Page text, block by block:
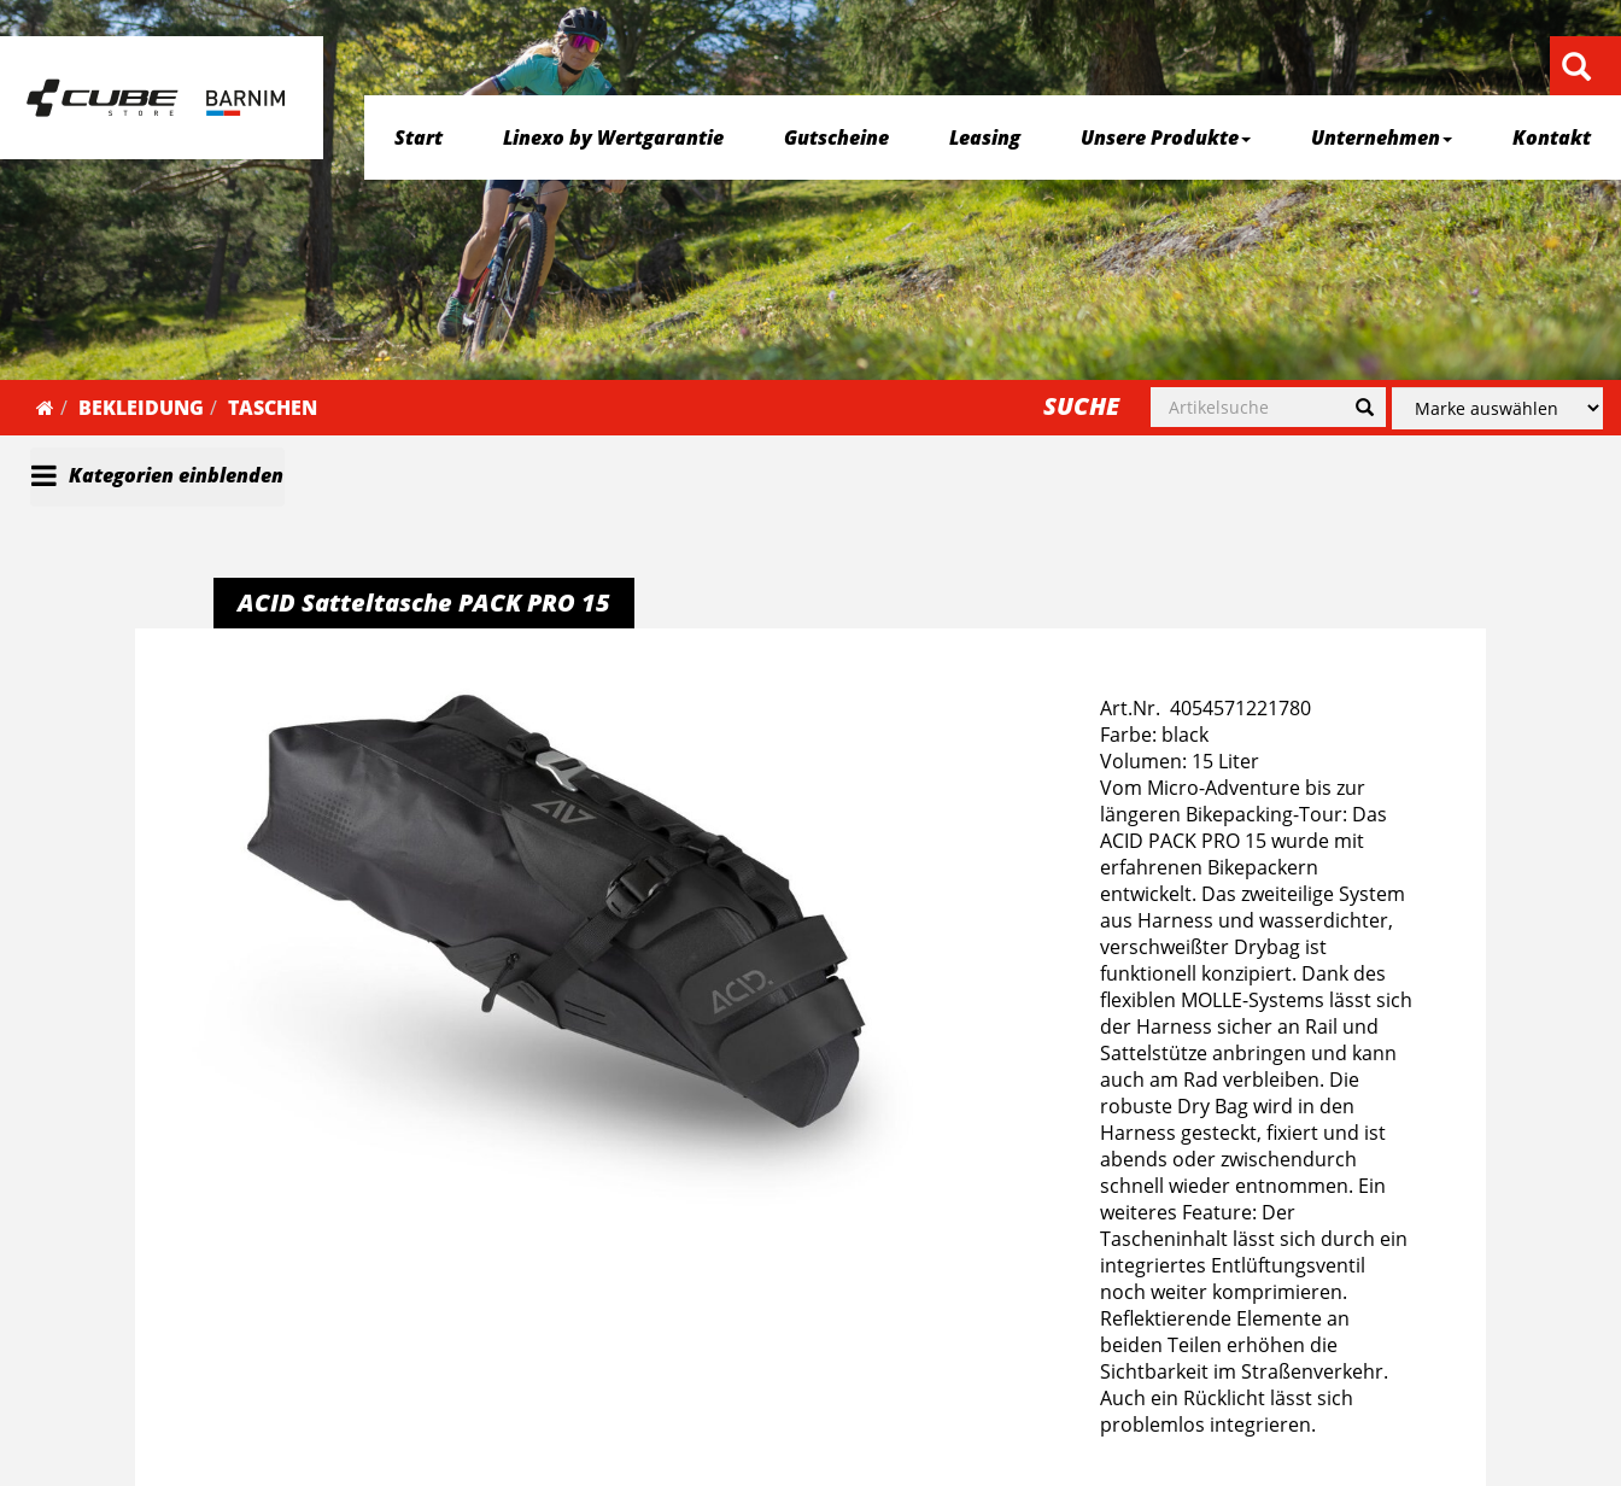
Start Linexo by Wertgarantie Gutscheine Leasing Unsere Produkte Unternehmen Kontakt
BEKLEIDUNG TASCHEN SUCHE
Kategorien einblenden
ACID Satteltasche PACK PRO 15
Art.Nr. 4054571221780
Farbe: black
Volumen: 15 Liter
Vom Micro-Adventure bis zur
längeren Bikepacking-Tour: Das
ACID PACK PRO 15 wurde mit
erfahrenen Bikepackern
entwickelt. Das zweiteilige System
aus Harness und wasserdichter,
verschweißter Drybag ist
funktionell konzipiert. Dank des
flexiblen MOLLE-Systems lässt sich
der Harness sicher an Rail und
Sattelstütze anbringen und kann
auch am Rad verbleiben. Die
robuste Dry Bag wird in den
Harness gesteckt, fixiert und ist
abends oder zwischendurch
schnell wieder entnommen. Ein
weiteres Feature: Der
Tascheninhalt lässt sich durch ein
integriertes Entlüftungsventil
noch weiter komprimieren.
Reflektierende Elemente an
beiden Teilen erhöhen die
Sichtbarkeit im Straßenverkehr.
Auch ein Rücklicht lässt sich
problemlos integrieren.